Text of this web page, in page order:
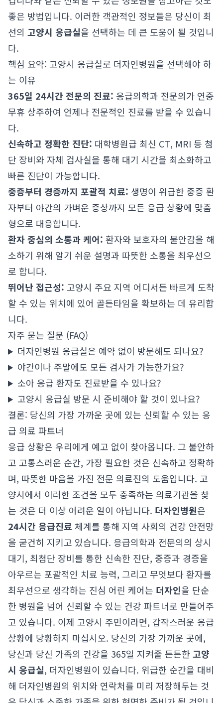
좋은 방법입니다. 이러한 객관적인 정보들은 당신이 최
선의 고양시 응급실을 선택하는 데 큰 도움이 될 것입니
다.
핵심 요약: 고양시 응급실로 더자인병원을 선택해야 하
는 이유
365일 24시간 전문의 진료: 응급의학과 전문의가 연중
무휴 상주하여 언제나 전문적인 진료를 받을 수 있습니
다.
신속하고 정확한 진단: 대학병원급 최신 CT, MRI 등 첨
단 장비와 자체 검사실을 통해 대기 시간을 최소화하고
빠른 진단이 가능합니다.
중증부터 경증까지 포괄적 치료: 생명이 위급한 중증 환
자부터 야간의 가벼운 증상까지 모든 응급 상황에 맞춤
형으로 대응합니다.
환자 중심의 소통과 케어: 환자와 보호자의 불안감을 해
소하기 위해 알기 쉬운 설명과 따뜻한 소통을 최우선으
로 합니다.
뛰어난 접근성: 고양시 주요 지역 어디서든 빠르게 도착
할 수 있는 위치에 있어 골든타임을 확보하는 데 유리합
니다.
자주 묻는 질문 (FAQ)
더자인병원 응급실은 예약 없이 방문해도 되나요?
야간이나 주말에도 모든 검사가 가능한가요?
소아 응급 환자도 진료받을 수 있나요?
고양시 응급실 방문 시 준비해야 할 것이 있나요?
결론: 당신의 가장 가까운 곳에 있는 신뢰할 수 있는 응
급 의료 파트너
응급 상황은 우리에게 예고 없이 찾아옵니다. 그 불안하
고 고통스러운 순간, 가장 필요한 것은 신속하고 정확하
며, 따뜻한 마음을 가진 전문 의료진의 도움입니다. 고
양시에서 이러한 조건을 모두 충족하는 의료기관을 찾
는 것은 더 이상 어려운 일이 아닙니다. 더자인병원은
24시간 응급진료 체계를 통해 지역 사회의 건강 안전망
을 굳건히 지키고 있습니다. 응급의학과 전문의의 상시
대기, 최첨단 장비를 통한 신속한 진단, 중증과 경증을
아우르는 포괄적인 치료 능력, 그리고 무엇보다 환자를
최우선으로 생각하는 진심 어린 케어는 더자인을 단순
한 병원을 넘어 신뢰할 수 있는 건강 파트너로 만들어주
고 있습니다. 이제 고양시 주민이라면, 갑작스러운 응급
상황에 당황하지 마십시오. 당신의 가장 가까운 곳에,
당신과 당신 가족의 건강을 365일 지켜줄 든든한 고양
시 응급실, 더자인병원이 있습니다. 위급한 순간을 대비
해 더자인병원의 위치와 연락처를 미리 저장해두는 것